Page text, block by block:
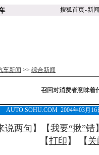
搜狐首页-新闻
车新闻 >> 综合新闻
召回对消费者意味着
AUTO.SOHU.COM 2004年03月
说两句】【我要“揪”错
【打印 】 【 关